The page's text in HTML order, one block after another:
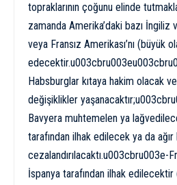
topraklarının çoğunu elinde
zamanda Amerika’daki bazı İngiliz
veya Fransız Amerikası’nı (büyük
Habsburglar kıtaya hakim olacak
değişiklikler
Bavyera muhtemelen ya
tarafından ilhak edilecek ya da
cezalandırılacaktı.u003cbru003e-
İspanya tarafından ilhak edilecektir